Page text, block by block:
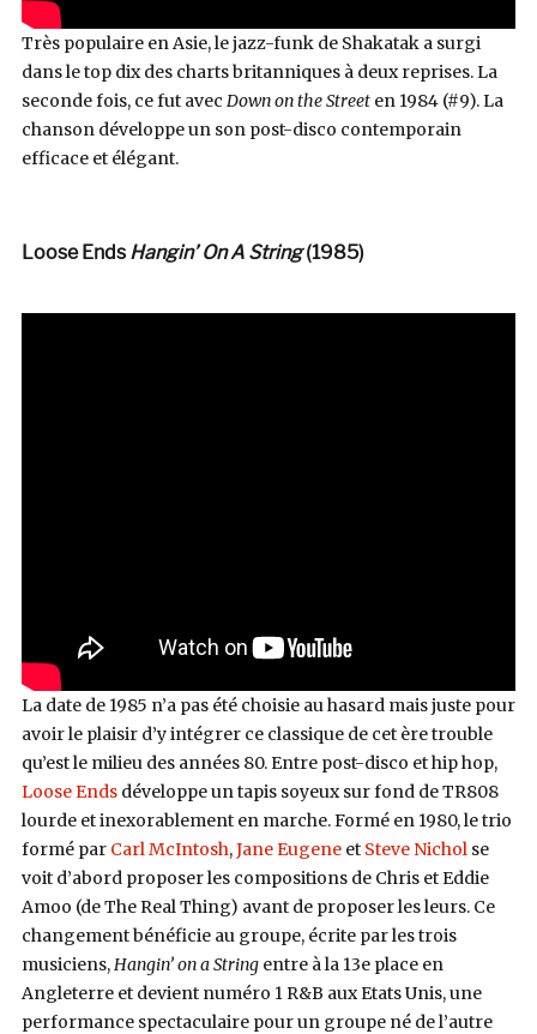
Très populaire en Asie, le jazz-funk de Shakatak a surgi
dans le top dix des charts britanniques à deux reprises. La
seconde fois, ce fut avec Down on the Street en 1984 (#9). La
chanson développe un son post-disco contemporain
efficace et élégant.
Loose Ends Hangin’ On A String(1985)
La date de 1985 n’a pas été choisie au hasard mais juste pour
avoir le plaisir d’y intégrer ce classique de cet ère trouble
qu’est le milieu des années 80. Entre post-disco et hip hop,
Loose Endsdéveloppe un tapis soyeux sur fond de TR808
lourde et inexorablement en marche. Formé en 1980, le trio
formé par Carl McIntosh,Jane Eugeneet Steve Nicholse
voit d’abord proposer les compositions de Chris et Eddie
Amoo (de The Real Thing) avant de proposer les leurs. Ce
changement bénéficie au groupe, écrite par les trois
musiciens,Hangin’ on a String entre à la 13e place en
Angleterre et devient numéro 1 R&B aux Etats Unis, une
performance spectaculaire pour un groupe né de l’autre